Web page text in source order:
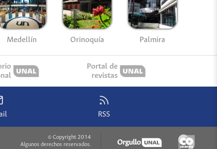
Medellín Orinoquía Palmira
Portal de
revistas
RSS
© Copyright 2014
Algunos derechos reservados.